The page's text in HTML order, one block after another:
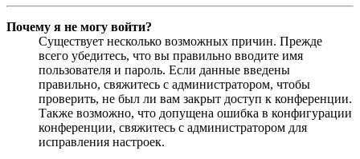
Почему я не могу войти?
Существует несколько возможных причин. Прежде
всего убедитесь, что вы правильно вводите имя
пользователя и пароль. Если данные введены
правильно, свяжитесь с администратором, чтобы
проверить, не был ли вам закрыт доступ к конференции.
Также возможно, что допущена ошибка в конфигурации
конференции, свяжитесь с администратором для
исправления настроек.